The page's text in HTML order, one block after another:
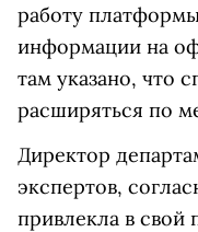
работу
информации на
там указано, что
расширяться по
Директор
экспертов,
привлекла в свой